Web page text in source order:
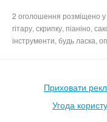
2 оголошення розміщено у
гітару, скрипку, піаніно,
інструменти, будь ласка,
Приховати
Угода